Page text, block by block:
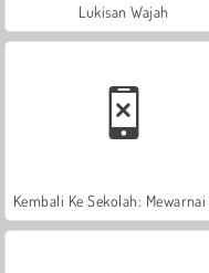
Lukisan Wajah